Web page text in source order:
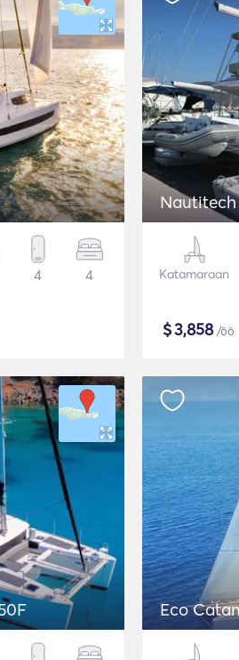
4 4 Katamaraan
$3,858/öö
Eco